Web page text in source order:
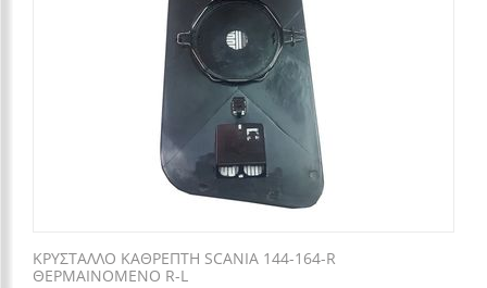
ΚΡΥΣΤΑΛΛΟ ΚΑΘΡΕΠΤΗ SCANIA 144-164-R
ΘΕΡΜΑΙΝΟΜΕΝΟ R-L